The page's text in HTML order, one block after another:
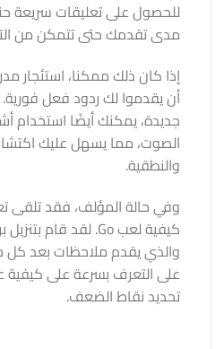
للحصول على تعليقات سريعة
مدى تقدمك حتى تتمكن من
إذا كان ذلك ممكنا، استئجار
أن يقدموا لك ردود فعل فورية.
جديدة، يمكنك أيضًا استخدام
الصوت، مما يسهل عليك
والنطقية.
وفي حالة المؤلف، فقد تلقى
والذي يقدم ملاحظات بعد
على التعرف بسرعة على
تحديد نقاط الضعف.